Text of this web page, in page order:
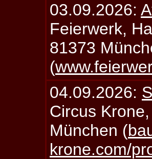
03.09.2026:
Feierwerk,
81373
(
04.09.2026:
Circus
München (
krone.com/